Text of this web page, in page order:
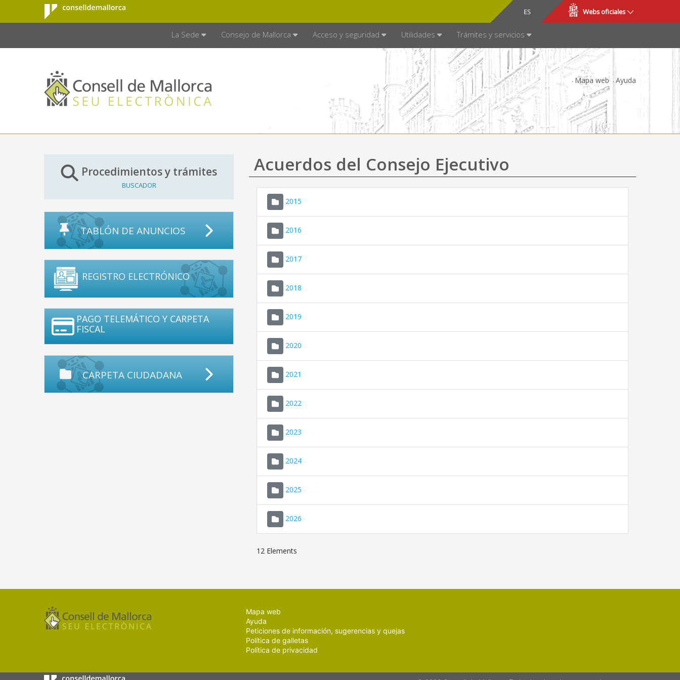
Saltar al contenido principal
Consell de
Mallorca
ES
CA Webs oficiales
La Sede Consejo de Mallorca Acceso y seguridad Utilidades Trámites y servicios
Mapa web Ayuda
Procedimientos y trámites
BUSCADOR
TABLÓN DE ANUNCIOS
REGISTRO ELECTRÓNICO
PAGO TELEMÁTICO Y CARPETA
FISCAL
CARPETA CIUDADANA
Acuerdos del Consejo Ejecutivo
2015
2016
2017
2018
2019
2020
2021
2022
2023
2024
2025
2026
12 Elements
Mapa web
Ayuda
Peticiones de información, sugerencias y quejas
Política de galletas
Política de privacidad